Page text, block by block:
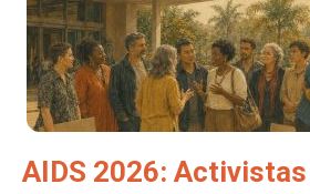
AIDS 2026: